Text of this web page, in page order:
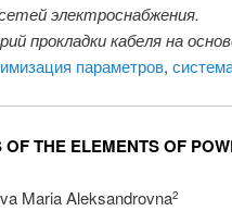
электроснабжения.
прокладки кабеля на
параметров,
THE ELEMENTS OF
Maria Aleksandrovna2